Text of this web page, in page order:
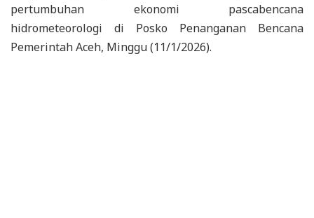
pertumbuhan ekonomi pascabencana
hidrometeorologi di Posko Penanganan Bencana
Pemerintah Aceh, Minggu (11/1/2026).